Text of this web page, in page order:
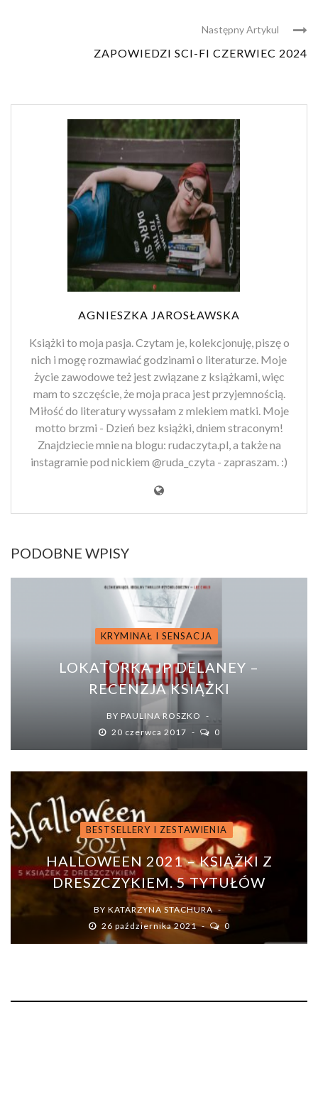
Następny Artykul
ZAPOWIEDZI SCI-FI CZERWIEC 2024
AGNIESZKA JAROSŁAWSKA
Książki to moja pasja. Czytam je, kolekcjonuję, piszę o
nich i mogę rozmawiać godzinami o literaturze. Moje
życie zawodowe też jest związane z książkami, więc
mam to szczęście, że moja praca jest przyjemnością.
Miłość do literatury wyssałam z mlekiem matki. Moje
motto brzmi - Dzień bez książki, dniem straconym!
Znajdziecie mnie na blogu: rudaczyta.pl, a także na
instagramie pod nickiem @ruda_czyta - zapraszam. :)
PODOBNE WPISY
KRYMINAŁ I SENSACJA
LOKATORKA JP DELANEY –
RECENZJA KSIĄŻKI
BY PAULINA ROSZKO
20 czerwca 2017
0
BESTSELLERY I ZESTAWIENIA
HALLOWEEN 2021 – KSIĄŻKI Z
DRESZCZYKIEM. 5 TYTUŁÓW
BY KATARZYNA STACHURA
26 października 2021
0